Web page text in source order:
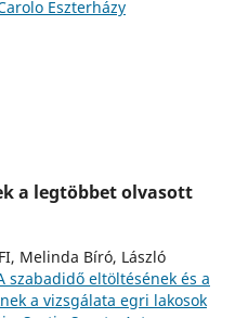
Eszterházy
a legtöbbet olvasott
Melinda Bíró, László
szabadidő eltöltésének és a
a vizsgálata egri lakosok